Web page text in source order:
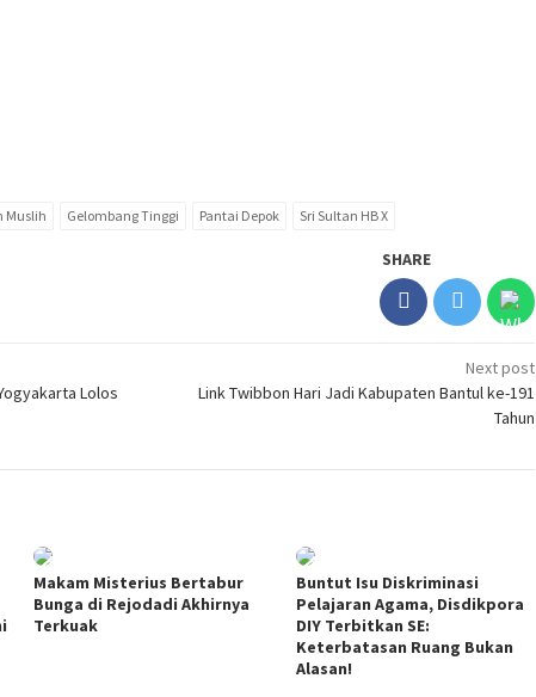
Muslih Gelombang Tinggi Pantai Depok Sri Sultan HB X
SHARE
Lolos
Next post
Link Twibbon Hari Jadi Kabupaten Bantul ke-191
Tahun
Makam Misterius Bertabur
Bunga di Rejodadi Akhirnya
Terkuak
Buntut Isu Diskriminasi
Pelajaran Agama, Disdikpora
DIY Terbitkan SE:
Keterbatasan Ruang Bukan
Alasan!